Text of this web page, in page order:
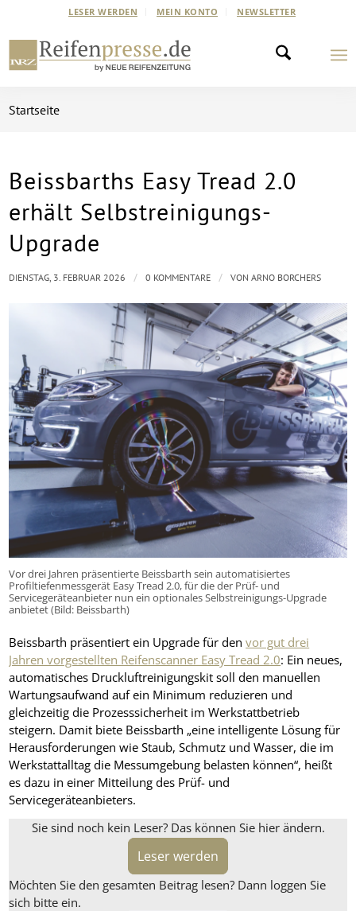
LESER WERDEN MEIN KONTO NEWSLETTER
Startseite
Beissbarths Easy Tread 2.0
erhält Selbstreinigungs-
Upgrade
Vor drei Jahren präsentierte Beissbarth sein automatisiertes
Profiltiefenmessgerät Easy Tread 2.0, für die der Prüf- und
Servicegeräteanbieter nun ein optionales Selbstreinigungs-Upgrade
anbietet (Bild: Beissbarth)
Beissbarth präsentiert ein Upgrade für denvor gut drei
Jahren vorgestellten Reifenscanner Easy Tread 2.0: Ein neues,
automatisches Druckluftreinigungskit soll den manuellen
Wartungsaufwand auf ein Minimum reduzieren und
gleichzeitig die Prozesssicherheit im Werkstattbetrieb
steigern. Damit biete Beissbarth „eine intelligente Lösung für
Herausforderungen wie Staub, Schmutz und Wasser, die im
Werkstattalltag die Messumgebung belasten können“, heißt
es dazu in einer Mitteilung des Prüf- und
Servicegeräteanbieters.
Sie sind noch kein Leser? Das können Sie hier ändern.
Leser werden
Möchten Sie den gesamten Beitrag lesen? Dann loggen Sie
sich bitte ein.
DIENSTAG, 3. FEBRUAR 2026 / 0 KOMMENTARE / VONARNO BORCHERS